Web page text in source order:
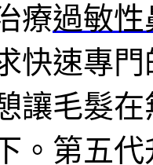
療過敏性
快速專門
讓毛髮
。第五